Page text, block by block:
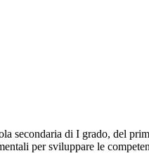
secondaria di I grado, del
per sviluppare le